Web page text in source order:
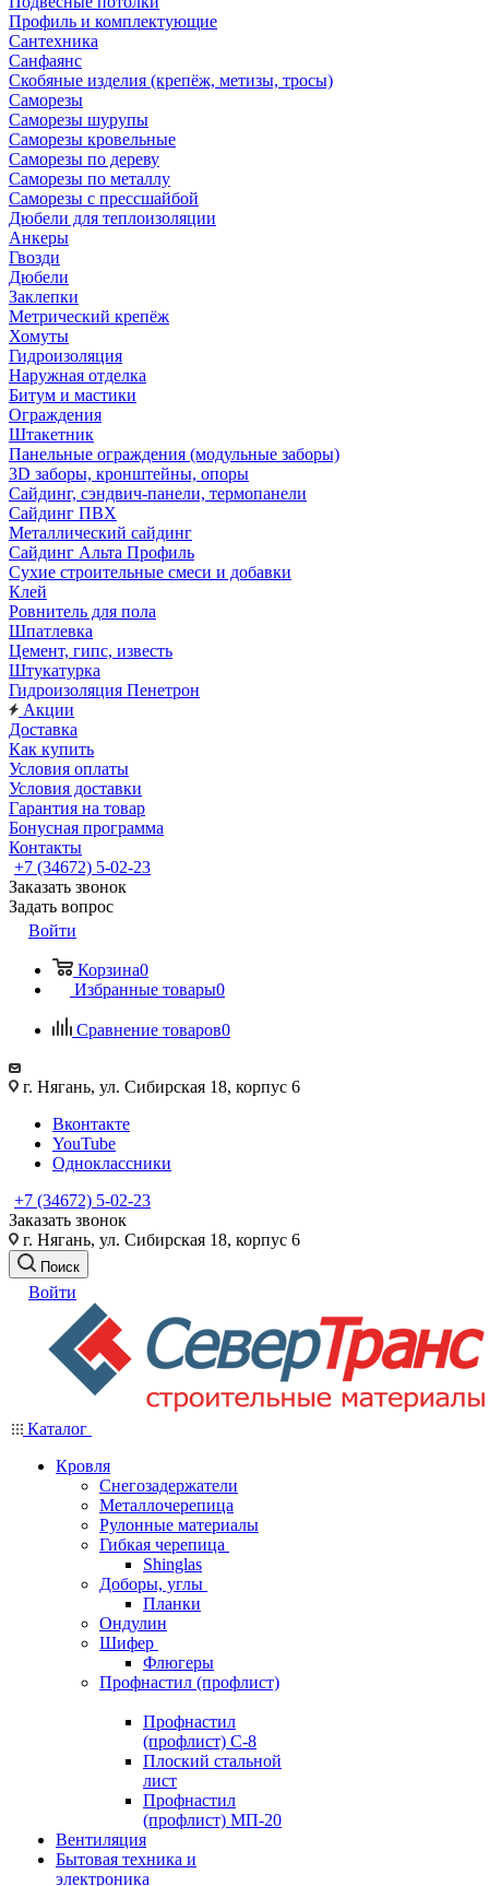
Профиль и комплектующие
Сантехника
Санфаянс
Скобяные изделия (крепёж, метизы, тросы)
Саморезы
Саморезы шурупы
Саморезы кровельные
Саморезы по дереву
Саморезы по металлу
Саморезы с прессшайбой
Дюбели для теплоизоляции
Анкеры
Гвозди
Дюбели
Заклепки
Метрический крепёж
Хомуты
Гидроизоляция
Наружная отделка
Битум и мастики
Ограждения
Штакетник
Панельные ограждения (модульные заборы)
3D заборы, кронштейны, опоры
Cайдинг, сэндвич-панели, термопанели
Сайдинг ПВХ
Металлический сайдинг
Сайдинг Альта Профиль
Сухие строительные смеси и добавки
Клей
Ровнитель для пола
Шпатлевка
Цемент, гипс, известь
Штукатурка
Гидроизоляция Пенетрон
Акции
Доставка
Как купить
Условия оплаты
Условия доставки
Гарантия на товар
Бонусная программа
Контакты
+7 (34672) 5-02-23
Заказать звонок
Задать вопрос
Войти
Корзина0
Избранные товары0
Сравнение товаров0
г. Нягань, ул. Сибирская 18, корпус 6
Вконтакте
YouTube
Одноклассники
+7 (34672) 5-02-23
Заказать звонок
г. Нягань, ул. Сибирская 18, корпус 6
Поиск
Войти
Каталог
Кровля
Снегозадержатели
Металлочерепица
Рулонные материалы
Гибкая черепица
Shinglas
Доборы, углы
Планки
Ондулин
Шифер
Флюгеры
Профнастил (профлист)
Профнастил
(профлист) С-8
Плоский стальной
лист
Профнастил
(профлист) МП-20
Вентиляция
Бытовая техника и
электроника